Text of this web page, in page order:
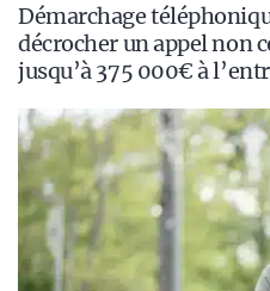
Démarchage
décrocher un appel non
jusqu’à 375 000€ à